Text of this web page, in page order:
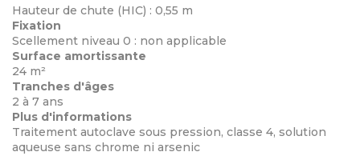
Hauteur de chute (HIC) : 0,55 m
Fixation
Scellement niveau 0 : non applicable
Surface amortissante
24 m²
Tranches d'âges
2 à 7 ans
Plus d'informations
Traitement autoclave sous pression, classe 4, solution
aqueuse sans chrome ni arsenic